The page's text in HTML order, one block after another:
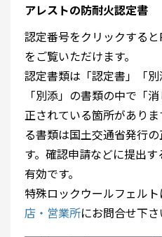
アレストの防耐火認定書
認定番号をクリックする
をご覧いただけます。
認定書類は「認定書」「別
「別添」の書類の中で「
正されている箇所があり
る書類は国土交通省発行
す。確認申請などに提出
有効です。
特殊ロックウールフェルト
店・営業所にお問合せ下さ